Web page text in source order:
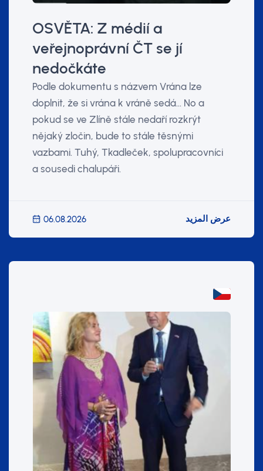
OSVĚTA: Z médií a
veřejnoprávní ČT se jí
nedočkáte
Podle dokumentu s názvem Vrána lze
doplnit, že si vrána k vráně sedá... No a
pokud se ve Zlíně stále nedaří rozkrýt
nějaký zločin, bude to stále těsnými
vazbami. Tuhý, Tkadleček, spolupracovníci
a sousedi chalupáři.
06.08.2026 عرض المزيد